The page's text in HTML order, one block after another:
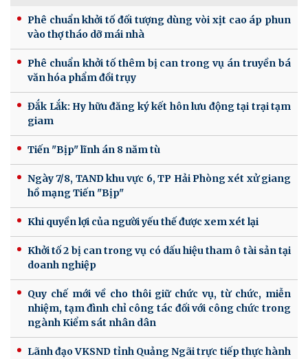
Phê chuẩn khởi tố đối tượng dùng vòi xịt cao áp phun
vào thợ tháo dỡ mái nhà
Phê chuẩn khởi tố thêm bị can trong vụ án truyền bá
văn hóa phẩm đồi trụy
Đắk Lắk: Hy hữu đăng ký kết hôn lưu động tại trại tạm
giam
Tiến "Bịp" lĩnh án 8 năm tù
Ngày 7/8, TAND khu vực 6, TP Hải Phòng xét xử giang
hồ mạng Tiến "Bịp"
Khi quyền lợi của người yếu thế được xem xét lại
Khởi tố 2 bị can trong vụ có dấu hiệu tham ô tài sản tại
doanh nghiệp
Quy chế mới về cho thôi giữ chức vụ, từ chức, miễn
nhiệm, tạm đình chỉ công tác đối với công chức trong
ngành Kiểm sát nhân dân
Lãnh đạo VKSND tỉnh Quảng Ngãi trực tiếp thực hành